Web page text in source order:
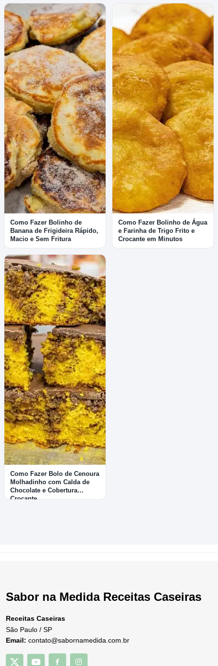
Como Fazer Bolinho de
Banana de Frigideira Rápido,
Macio e Sem Fritura
Como Fazer Bolinho de Água
e Farinha de Trigo Frito e
Crocante em Minutos
Como Fazer Bolo de Cenoura
Molhadinho com Calda de
Chocolate e Cobertura
Crocante
Sabor na Medida Receitas Caseiras
Receitas Caseiras
São Paulo / SP
Email: contato@sabornamedida.com.br